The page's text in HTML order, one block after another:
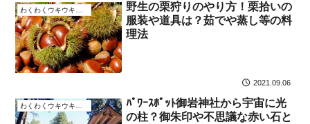
野生の栗狩りのやり方！栗拾いの
服装や道具は？茹でや蒸し等の料
理法
2021.09.06
わくわくウキウキなこと
ﾊﾟﾜｰｽﾎﾟｯﾄ御岩神社から宇宙に光
の柱？御朱印や不思議な赤い石と